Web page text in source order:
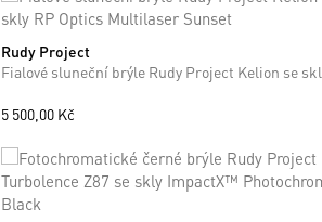
ONE SIZE
+7
Rudy Project
5 500,00 Kč